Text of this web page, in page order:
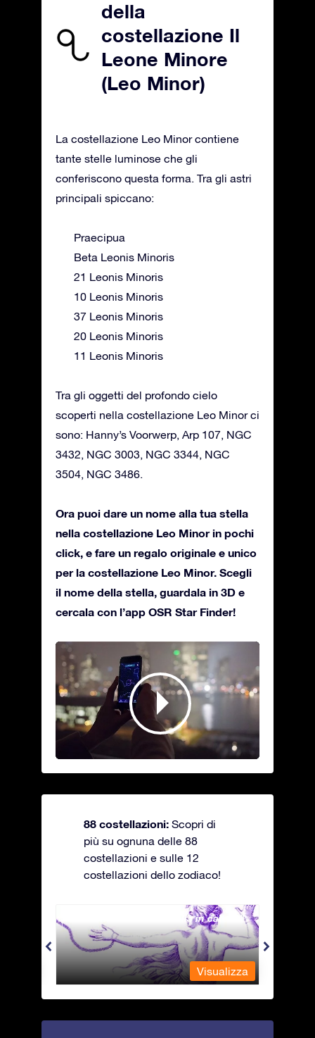
della
costellazione Il
Leone Minore
(Leo Minor)
La costellazione Leo Minor contiene
tante stelle luminose che gli
conferiscono questa forma. Tra gli astri
principali spiccano:
Praecipua
Beta Leonis Minoris
21 Leonis Minoris
10 Leonis Minoris
37 Leonis Minoris
20 Leonis Minoris
11 Leonis Minoris
Tra gli oggetti del profondo cielo
scoperti nella costellazione Leo Minor ci
sono: Hanny’s Voorwerp, Arp 107, NGC
3432, NGC 3003, NGC 3344, NGC
3504, NGC 3486.
Ora puoi dare un nome alla tua stella
nella costellazione Leo Minor in pochi
click, e fare un regalo originale e unico
per la costellazione Leo Minor. Scegli
il nome della stella, guardala in 3D e
cercala con l’app OSR Star Finder!
88 costellazioni: Scopri di
più su ognuna delle 88
costellazioni e sulle 12
costellazioni dello zodiaco!
Andromeda - La fanciulla in catene
Visualizza